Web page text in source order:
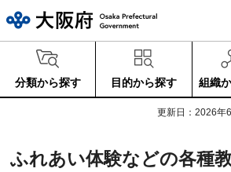
分類から探す 目的から探す 組織
更新日：2026年
ふれあい体験などの各種